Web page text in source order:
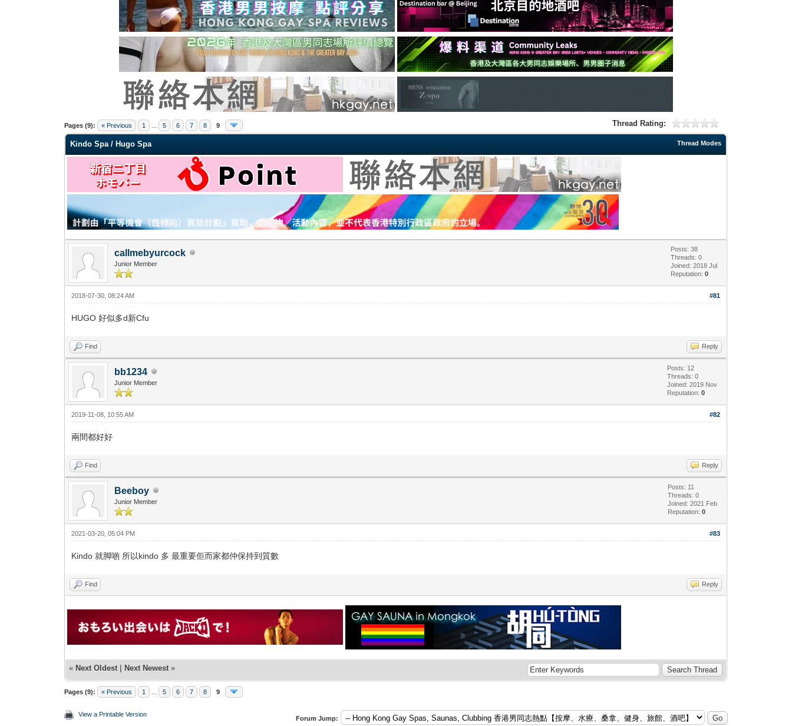
Pages (9): « Previous 1 5 6 7 8 9 Thread Rating:
0 Vote(s) - 0 Average
1
2
3
4
5
Thread Modes
Kindo Spa / Hugo Spa
callmebyurcock
Junior Member
Posts: 38
Threads: 0
Joined: 2018 Jul
Reputation:0
#81
2018-07-30, 08:24 AM
HUGO 好似多d新Cfu
Find Reply
bb1234
Junior Member
Posts: 12
Threads: 0
Joined: 2019 Nov
Reputation:0
#82
2019-11-08, 10:55 AM
兩間都好好
Find Reply
Beeboy
Junior Member
Posts: 11
Threads: 0
Joined: 2021 Feb
Reputation:0
#83
2021-03-20, 05:04 PM
Kindo 就脚啲 所以kindo 多 最重要佢而家都仲保持到質數
Find Reply
« Next Oldest | Next Newest »
Pages (9): « Previous 1 5 6 7 8 9
View a Printable Version
Forum Jump: